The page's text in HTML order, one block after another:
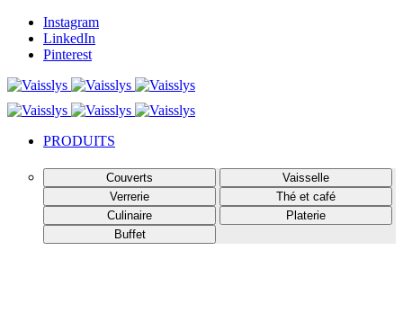
Instagram
LinkedIn
Pinterest
PRODUITS
Couverts
Vaisselle
Verrerie
Thé et café
Culinaire
Platerie
Buffet